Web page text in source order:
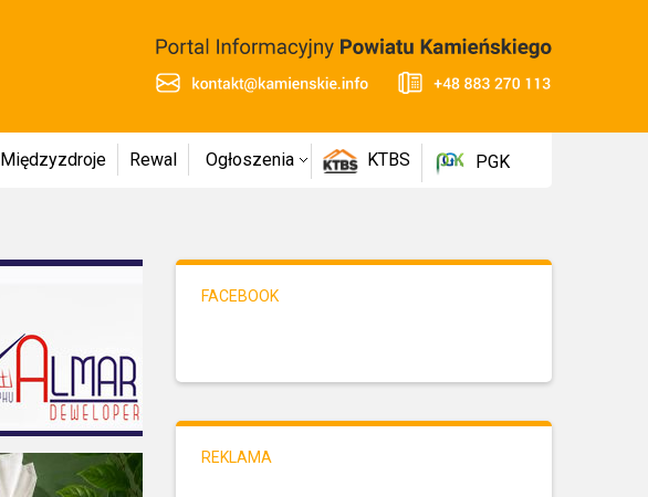
Międzyzdroje Rewal Ogłoszenia KTBS PGK
FACEBOOK
REKLAMA